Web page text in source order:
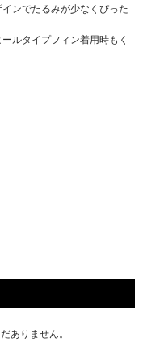
ンでたるみが少なくぴった
ルタイプフィン着用時もく
ありません。